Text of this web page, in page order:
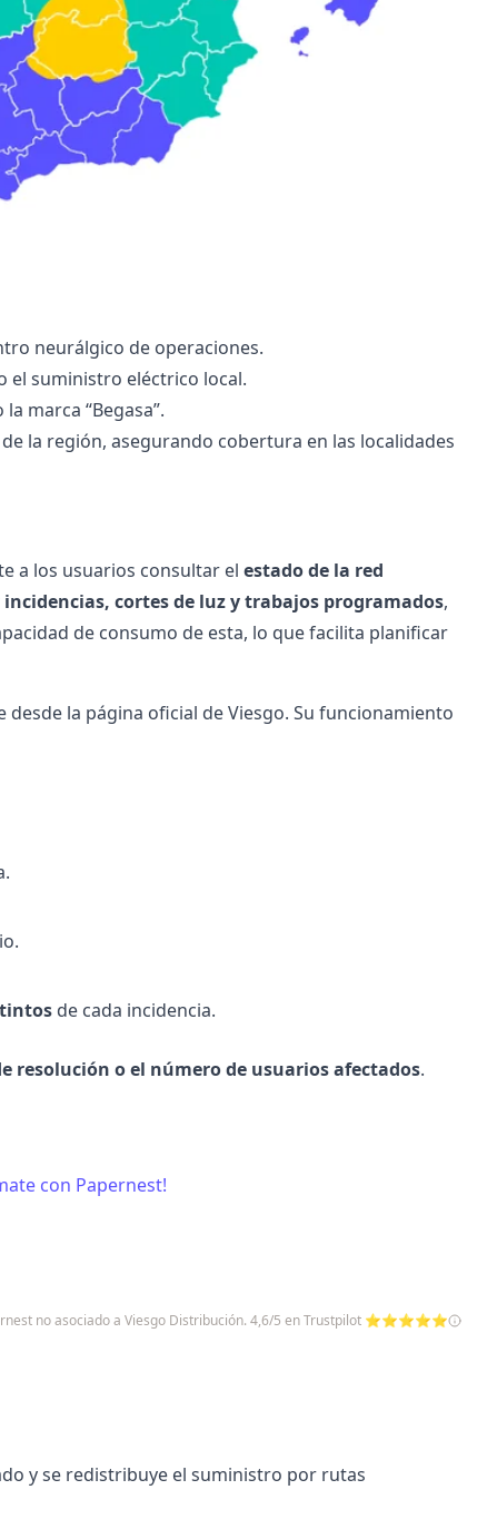
neurálgico de operaciones.
el suministro eléctrico local.
marca “Begasa”.
la región, asegurando cobertura en las localidades
a los usuarios consultar el estado de la red
incidencias, cortes de luz y trabajos programados,
de consumo de esta, lo que facilita planificar
la página oficial de Viesgo. Su funcionamiento
de cada incidencia.
resolución o el número de usuarios afectados.
con Papernest!
no asociado a Viesgo Distribución. 4,6/5 en Trustpilot ⭐⭐⭐⭐⭐
y se redistribuye el suministro por rutas